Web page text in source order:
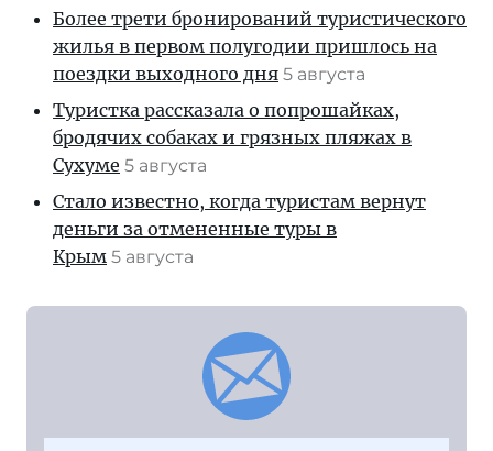
Более трети бронирований туристического
жилья в первом полугодии пришлось на
поездки выходного дня 5 августа
Туристка рассказала о попрошайках,
бродячих собаках и грязных пляжах в
Сухуме 5 августа
Стало известно, когда туристам вернут
деньги за отмененные туры в
Крым 5 августа